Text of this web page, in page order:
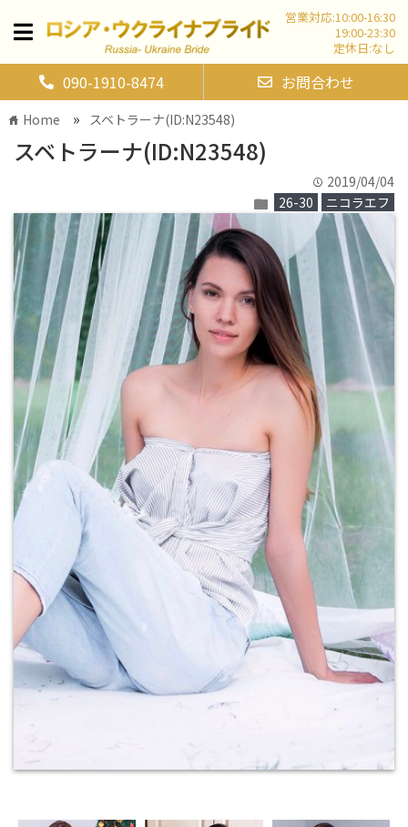
営業対応:10:00-16:30
19:00-23:30
定休日:なし
090-1910-8474 お問合わせ
home Home » スベトラーナ(ID:N23548)
スベトラーナ(ID:N23548)
time 2019/04/04
folder 26-30 ニコラエフ